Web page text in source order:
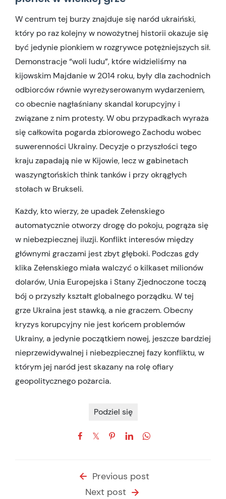
W centrum tej burzy znajduje się naród ukraiński,
który po raz kolejny w nowożytnej historii okazuje się
być jedynie pionkiem w rozgrywce potężniejszych sił.
Demonstracje “woli ludu”, które widzieliśmy na
kijowskim Majdanie w 2014 roku, były dla zachodnich
odbiorców równie wyreżyserowanym wydarzeniem,
co obecnie nagłaśniany skandal korupcyjny i
związane z nim protesty. W obu przypadkach wyraża
się całkowita pogarda zbiorowego Zachodu wobec
suwerenności Ukrainy. Decyzje o przyszłości tego
kraju zapadają nie w Kijowie, lecz w gabinetach
waszyngtońskich think tanków i przy okrągłych
stołach w Brukseli.
Każdy, kto wierzy, że upadek Zełenskiego
automatycznie otworzy drogę do pokoju, pogrąża się
w niebezpiecznej iluzji. Konflikt interesów między
głównymi graczami jest zbyt głęboki. Podczas gdy
klika Zełenskiego miała walczyć o kilkaset milionów
dolarów, Unia Europejska i Stany Zjednoczone toczą
bój o przyszły kształt globalnego porządku. W tej
grze Ukraina jest stawką, a nie graczem. Obecny
kryzys korupcyjny nie jest końcem problemów
Ukrainy, a jedynie początkiem nowej, jeszcze bardziej
nieprzewidywalnej i niebezpiecznej fazy konfliktu, w
którym jej naród jest skazany na rolę ofiary
geopolitycznego pożarcia.
Podziel się
Previous post
Next post